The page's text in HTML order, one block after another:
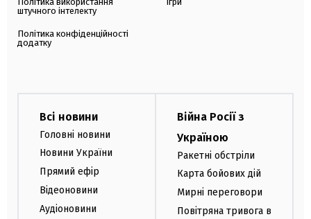
штучного інтелекту
Політика конфіденційності
додатку
Всі новини
Головні новини
Новини України
Прямий ефір
Відеоновини
Аудіоновини
Війна Росії з
Україною
Ракетні обстріли
Карта бойових дій
Мирні переговори
Повітряна тривога в